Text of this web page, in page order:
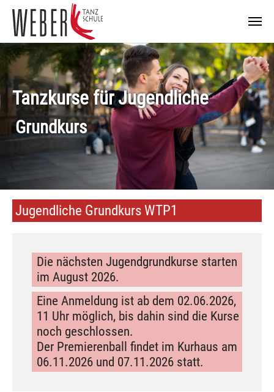
Zum Hauptinhalt springen
Tanzkurse für Jugendliche
Grundkurs
Jugendliche Grundkurs WTP1
Die nächsten Jugendgrundkurse starten
im August 2026.
Eine Anmeldung ist ab dem 02.06.2026,
11 Uhr möglich, bis dahin sind die Kurse
noch geschlossen.
Der Premierenball findet im Kurhaus am
06.11.2026 und 07.11.2026 statt.